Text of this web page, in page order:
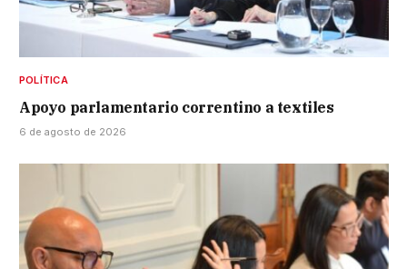
POLÍTICA
Apoyo parlamentario correntino a textiles
6 de agosto de 2026